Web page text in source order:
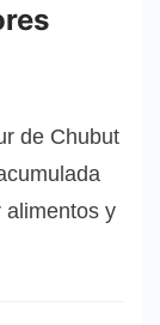
de Chubut
alimentos y